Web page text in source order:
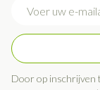
Door op inschrijven